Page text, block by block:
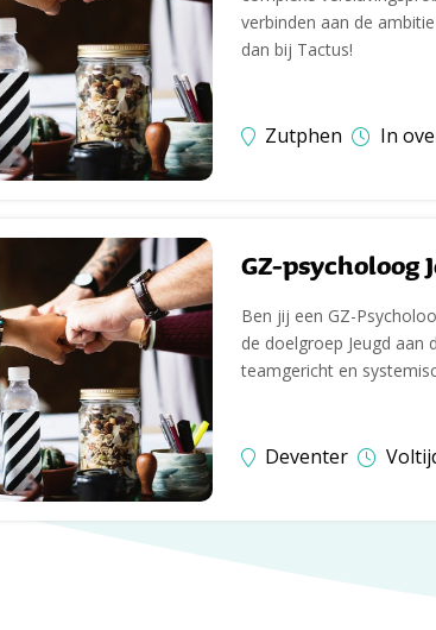
verbinden aan de
dan bij Tactus!
Zutphen In
GZ-psycholoog
Ben jij een GZ-
de doelgroep Jeugd aan
teamgericht en
Deventer